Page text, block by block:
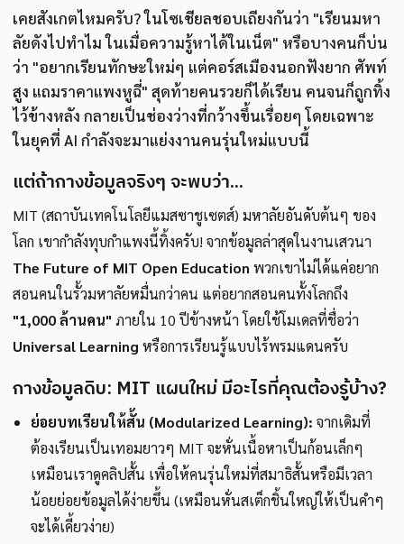
เคยสังเกตไหมครับ? ในโซเชียลชอบเถียงกันว่า "เรียนมหา
ลัยดังไปทำไม ในเมื่อความรู้หาได้ในเน็ต" หรือบางคนก็บ่น
ว่า "อยากเรียนทักษะใหม่ๆ แต่คอร์สเมืองนอกฟังยาก ศัพท์
สูง แถมราคาแพงหูฉี่" สุดท้ายคนรวยก็ได้เรียน คนจนก็ถูกทิ้ง
ไว้ข้างหลัง กลายเป็นช่องว่างที่กว้างขึ้นเรื่อยๆ โดยเฉพาะ
ในยุคที่ AI กำลังจะมาแย่งงานคนรุ่นใหม่แบบนี้
แต่ถ้ากางข้อมูลจริงๆ จะพบว่า...
MIT (สถาบันเทคโนโลยีแมสซาชูเซตส์) มหาลัยอันดับต้นๆ ของ
โลก เขากำลังทุบกำแพงนี้ทิ้งครับ! จากข้อมูลล่าสุดในงานเสวนา
The Future of MIT Open Education พวกเขาไม่ได้แค่อยาก
สอนคนในรั้วมหาลัยหมื่นกว่าคน แต่อยากสอนคนทั้งโลกถึง
"1,000 ล้านคน" ภายใน 10 ปีข้างหน้า โดยใช้โมเดลที่ชื่อว่า
Universal Learning หรือการเรียนรู้แบบไร้พรมแดนครับ
กางข้อมูลดิบ: MIT แผนใหม่ มีอะไรที่คุณต้องรู้บ้าง?
ย่อยบทเรียนให้สั้น (Modularized Learning): จากเดิมที่
ต้องเรียนเป็นเทอมยาวๆ MIT จะหั่นเนื้อหาเป็นก้อนเล็กๆ
เหมือนเราดูคลิปสั้น เพื่อให้คนรุ่นใหม่ที่สมาธิสั้นหรือมีเวลา
น้อยย่อยข้อมูลได้ง่ายขึ้น (เหมือนหั่นสเต็กชิ้นใหญ่ให้เป็นคำๆ
จะได้เคี้ยวง่าย)